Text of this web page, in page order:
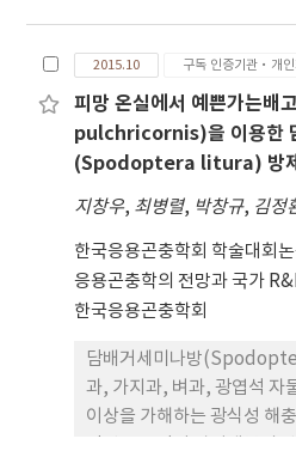
리프롤 GP 1회 순이었으며
회 + 인독사카브 WP 1회 처
다. 섭식 행동은 섭식기(약
760분)가 뚜렷하게 구분되
비섭식기를 거쳐 탈피를 하
는 것을 확인할 수 있었다. 1
15분으로 영기에 따라 차이
균 섭식 회수(no. of bout)는
시간과 마찬가지로 영기에
‘Bout’ 간의 간격은
차이는 관찰되지 않았다. 하
은 지수적으로 증가하였다.
rhythm) 행동은 관찰되지
2015.10 구독 인증기관·개
피망 온실에서 예쁜가는
pulchricornis)을 이용한
(Spodoptera litura) 방
지창우, 최병렬, 박창규, 김정
한국응용곤충학회 학술대회
응용곤충학의 전망과 국가
한국응용곤충학회
담배거세미나방
과, 가지과, 벼과, 광엽석 자
이상을 가해하는 광식성 해